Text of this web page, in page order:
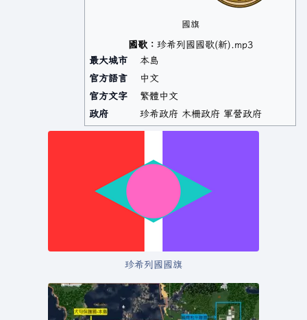
國旗
國歌： 珍希列國國歌(新).mp3
最大城市
本島
官方語言
中文
官方文字
繁體中文
政府
珍希政府 木柵政府 軍營政府
珍希列國國旗